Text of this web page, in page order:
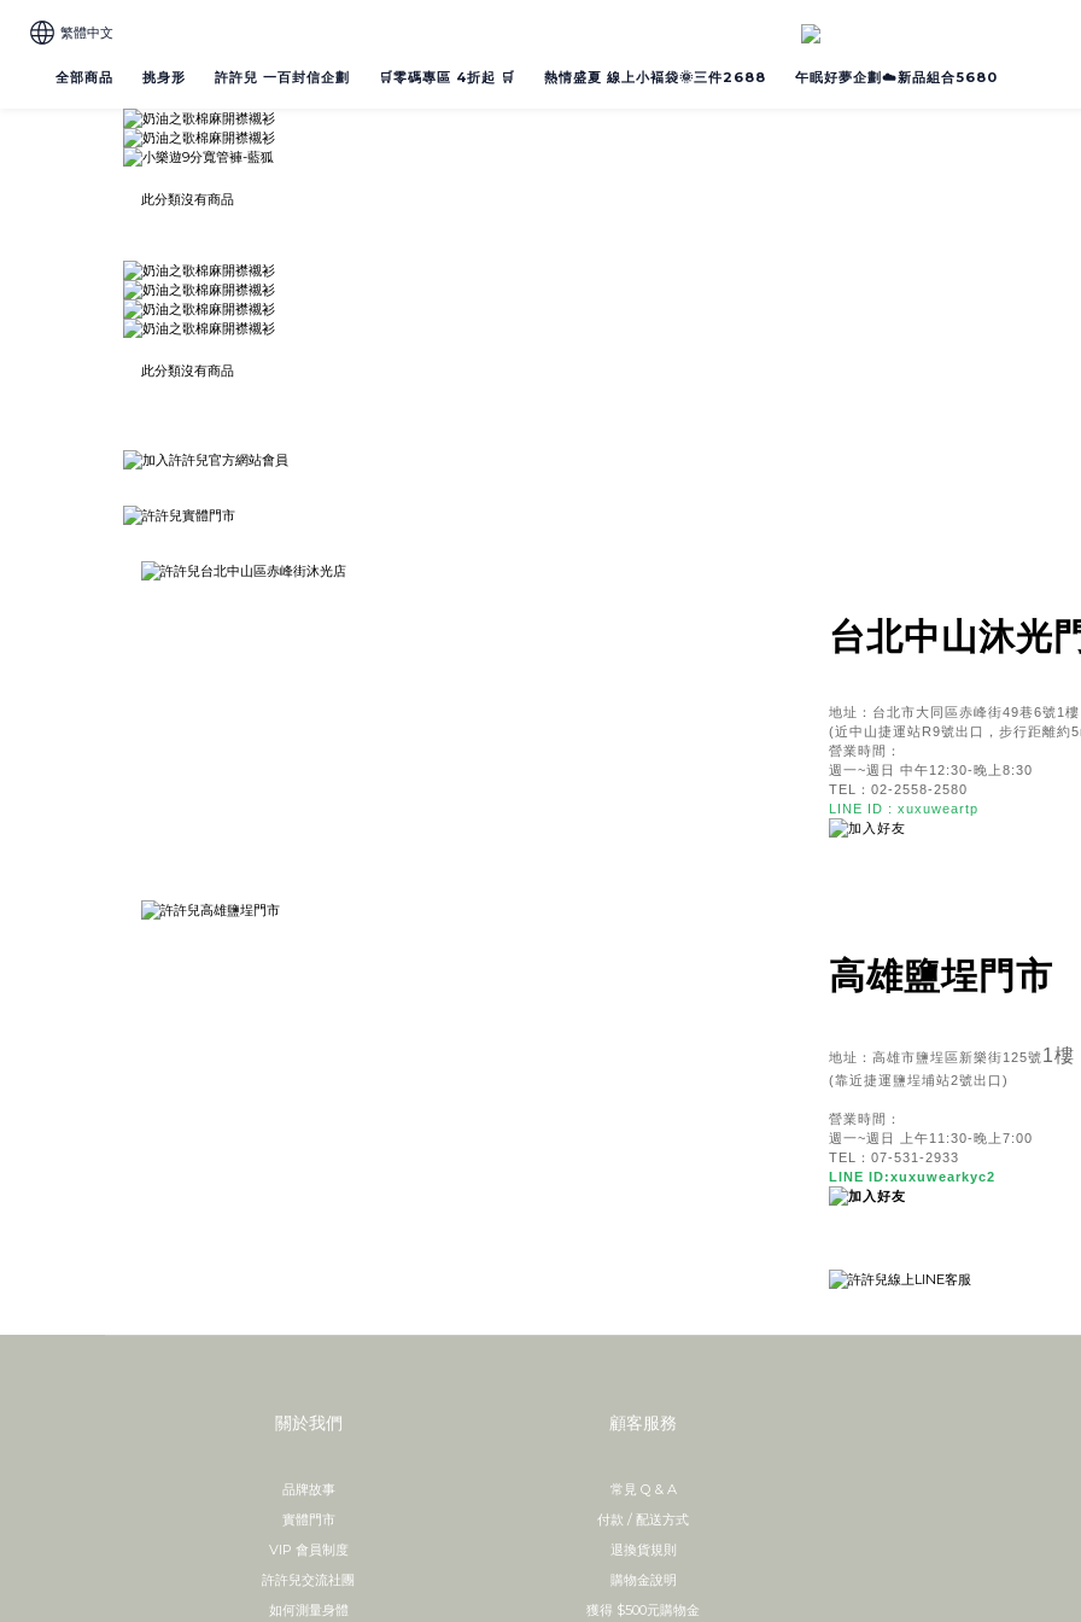
繁體中文
全部商品 挑身形 許許兒 一百封信企劃 🛒零碼專區 4折起 🛒 熱情盛夏 線上小褔袋🌞三件2688 午眠好夢企劃☁️新品組合5680
此分類沒有商品
此分類沒有商品
台北中山沐光
地址：台北市大同區赤峰街49巷6號1樓
(近中山捷運站R9號出口，步行距離約
營業時間：
週一~週日 中午12:30-晚上8:30
TEL：02-2558-2580
LINE ID : xuxuweartp
高雄鹽埕門市
地址：高雄市鹽埕區新樂街125號1樓
(靠近捷運鹽埕埔站2號出口)
營業時間：
週一~週日 上午11:30-晚上7:00
TEL：07-531-2933
LINE ID:xuxuwearkyc2
關於我們
品牌故事
實體門市
VIP 會員制度
許許兒交流社團
如何測量身體
顧客服務
常見 Q & A
付款 / 配送方式
退換貨規則
購物金說明
獲得 $500元購物金